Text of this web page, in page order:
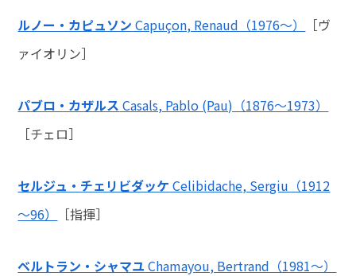
ルノー・カピュソン Capuçon, Renaud（1976～）
［ヴ
ァイオリン］
パブロ・カザルス Casals, Pablo (Pau)（1876～1973）
［チェロ］
セルジュ・チェリビダッケ Celibidache, Sergiu（1912
～96）
［指揮］
ベルトラン・シャマユ Chamayou, Bertrand（1981～）